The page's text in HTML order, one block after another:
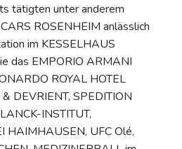
tätigten unter anderem
ROSENHEIM anlässlich
im KESSELHAUS
das EMPORIO ARMANI
ROYAL HOTEL
DEVRIENT, SPEDITION
INSTITUT,
HAIMHAUSEN, UFC Olé,